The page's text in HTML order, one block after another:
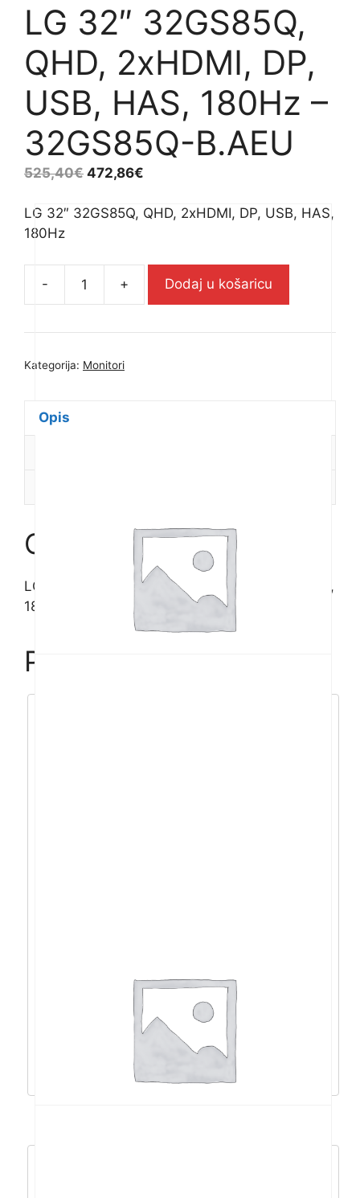
LG 32″ 32GS85Q,
QHD, 2xHDMI, DP,
USB, HAS, 180Hz –
32GS85Q-B.AEU
525,40€ 472,86€
LG 32″ 32GS85Q, QHD, 2xHDMI, DP, USB, HAS,
180Hz
-
32GS85Q,
količina
+ Dodaj u košaricu
Kategorija: Monitori
Opis
Opis
LG 32″ 32GS85Q, QHD, 2xHDMI, DP, USB, HAS,
180Hz
Povezani proizvodi
165Hz, zvu. – 90LM0510-B01E70
262,15€ 235,94 €
Dodaj u košaricu